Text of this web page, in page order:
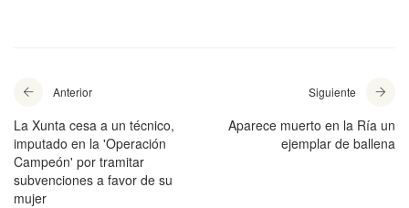
Anterior
La Xunta cesa a un técnico,
imputado en la 'Operación
Campeón' por tramitar
subvenciones a favor de su
mujer
Siguiente
Aparece muerto en la Ría un
ejemplar de ballena